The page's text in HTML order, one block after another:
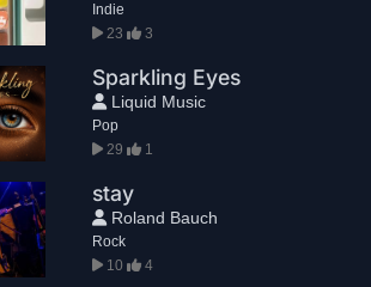
Indie
23
3
Sparkling Eyes
Liquid Music
Pop
29
1
stay
Roland Bauch
Rock
10
4